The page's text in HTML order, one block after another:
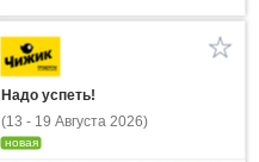
Надо успеть!
(13 - 19 Августа 2026)
новая